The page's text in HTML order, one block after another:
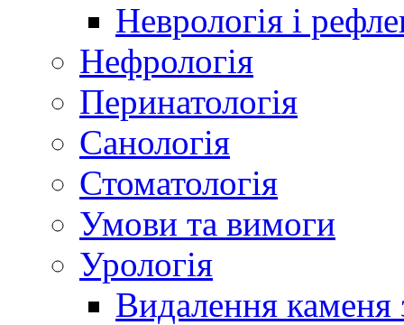
Неврологія і
Нефрологія
Перинатологія
Санологія
Стоматологія
Умови та вимоги
Урологія
Видалення каменя